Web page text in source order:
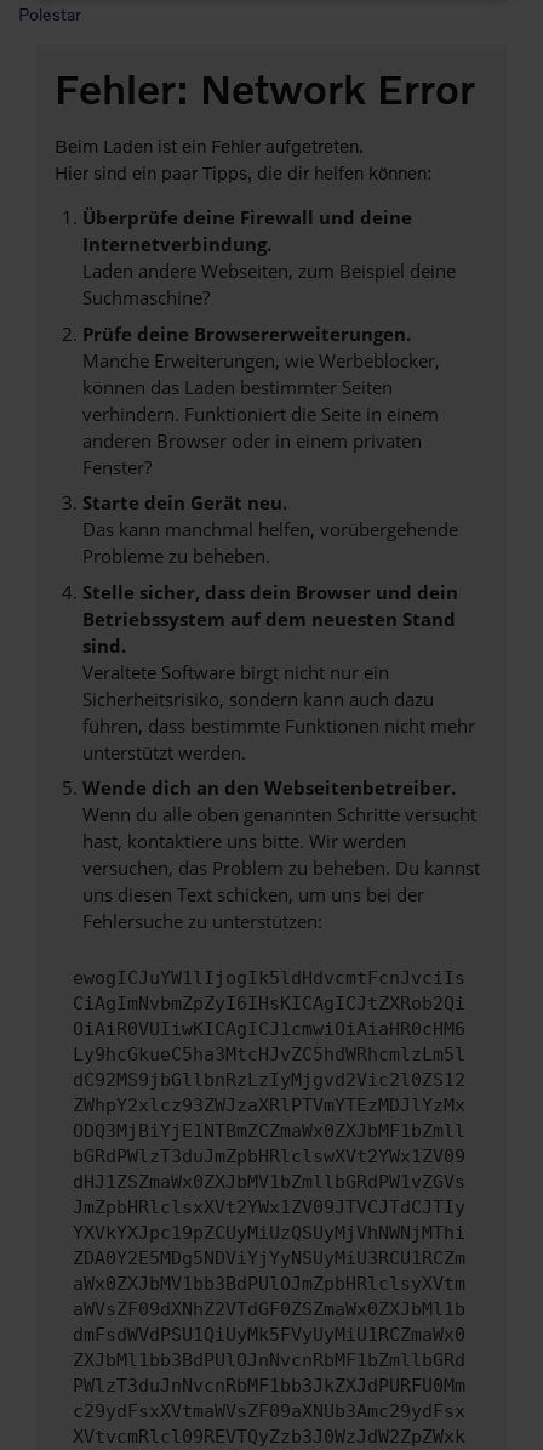
Polestar
Fehler: Network Error
Beim Laden ist ein Fehler aufgetreten.
Hier sind ein paar Tipps, die dir helfen können:
Überprüfe deine Firewall und deine
Internetverbindung.
Laden andere Webseiten, zum Beispiel deine
Suchmaschine?
Prüfe deine Browsererweiterungen.
Manche Erweiterungen, wie Werbeblocker,
können das Laden bestimmter Seiten
verhindern. Funktioniert die Seite in einem
anderen Browser oder in einem privaten
Fenster?
Starte dein Gerät neu.
Das kann manchmal helfen, vorübergehende
Probleme zu beheben.
Stelle sicher, dass dein Browser und dein
Betriebssystem auf dem neuesten Stand
sind.
Veraltete Software birgt nicht nur ein
Sicherheitsrisiko, sondern kann auch dazu
führen, dass bestimmte Funktionen nicht mehr
unterstützt werden.
Wende dich an den Webseitenbetreiber.
Wenn du alle oben genannten Schritte versucht
hast, kontaktiere uns bitte. Wir werden
versuchen, das Problem zu beheben. Du kannst
uns diesen Text schicken, um uns bei der
Fehlersuche zu unterstützen:
ewogICJuYW1lIjogIk5ldHdvcmtFcnJvciIs
CiAgImNvbmZpZyI6IHsKICAgICJtZXRob2Qi
OiAiR0VUIiwKICAgICJ1cmwiOiAiaHR0cHM6
Ly9hcGkueC5ha3MtcHJvZC5hdWRhcmlzLm5l
dC92MS9jbGllbnRzLzIyMjgvd2Vic2l0ZS12
ZWhpY2xlcz93ZWJzaXRlPTVmYTEzMDJlYzMx
ODQ3MjBiYjE1NTBmZCZmaWx0ZXJbMF1bZmll
bGRdPWlzT3duJmZpbHRlclswXVt2YWx1ZV09
dHJ1ZSZmaWx0ZXJbMV1bZmllbGRdPW1vZGVs
JmZpbHRlclsxXVt2YWx1ZV09JTVCJTdCJTIy
YXVkYXJpc19pZCUyMiUzQSUyMjVhNWNjMThi
ZDA0Y2E5MDg5NDViYjYyNSUyMiU3RCU1RCZm
aWx0ZXJbMV1bb3BdPUlOJmZpbHRlclsyXVtm
aWVsZF09dXNhZ2VTdGF0ZSZmaWx0ZXJbMl1b
dmFsdWVdPSU1QiUyMk5FVyUyMiU1RCZmaWx0
ZXJbMl1bb3BdPUlOJnNvcnRbMF1bZmllbGRd
PWlzT3duJnNvcnRbMF1bb3JkZXJdPURFU0Mm
c29ydFsxXVtmaWVsZF09aXNUb3Amc29ydFsx
XVtvcmRlcl09REVTQyZzb3J0WzJdW2ZpZWxk